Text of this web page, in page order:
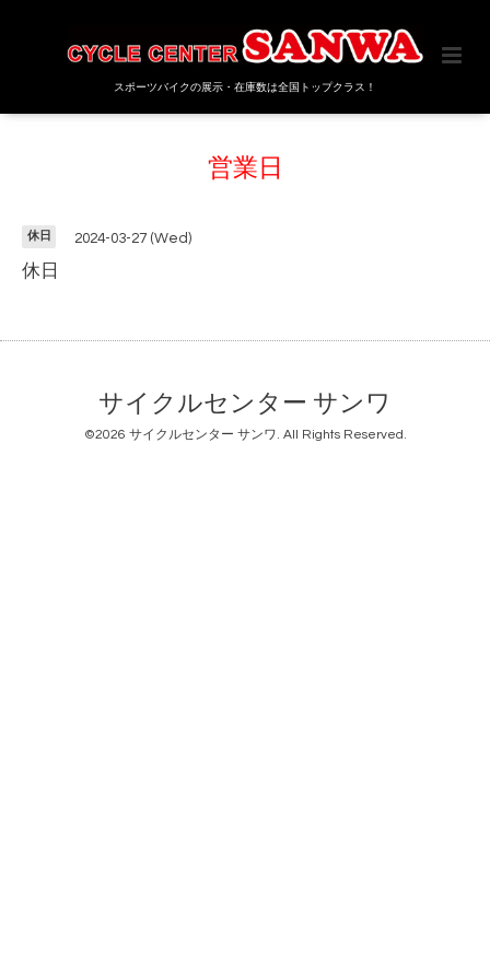
スポーツバイクの展示・在庫数は全国トップクラス！
営業日
休日 2024-03-27 (Wed)
休日
サイクルセンター サンワ
©2026 サイクルセンター サンワ. All Rights Reserved.